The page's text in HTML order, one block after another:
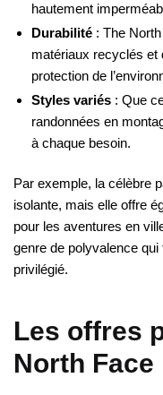
hautement
Durabilité : The
matériaux recyclés et
protection de
Styles variés : Que
randonnées en
à chaque besoin.
Par exemple, la célèbre
isolante, mais elle offre
pour les aventures en
genre de polyvalence
privilégié.
Les offres
North Face